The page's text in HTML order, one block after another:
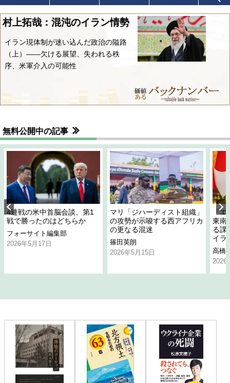
村上拓哉：混沌のイラン情勢
イラン現体制が迷い込んだ政治の隘路
（上）――欠ける展望、失われる秩
序、米軍介入の可能性
無料公開中の記事
4連戦の米中首脳会談、第1
戦で勝ったのはどちらか
フォーサイト編集部
2026年5月17日
マリ「ジハーディスト組織」
の攻勢が示唆する西アフリカ
の更なる混迷
篠田英朗
2026年5月15日
「
東南
る課
イラ
高橋
2026